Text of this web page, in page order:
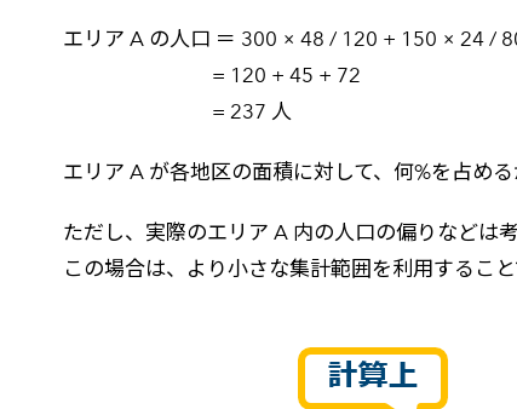
エリア A の人口 ＝ 300 × 48 / 120 + 150 × 24 /
= 120 + 45 + 72
= 237 人
エリア A が各地区の面積に対して、何%を占め
ただし、実際のエリア A 内の人口の偏りなどは
この場合は、より小さな集計範囲を利用するこ